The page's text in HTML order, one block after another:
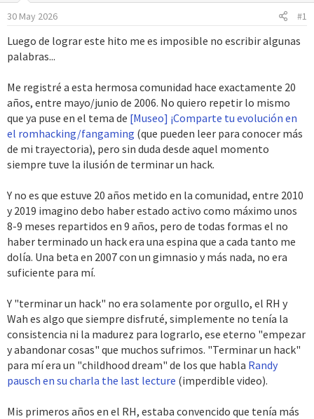
n
i
o
30 May 2026 #1
Luego de lograr este hito me es imposible no escribir algunas
palabras...
Me registré a esta hermosa comunidad hace exactamente 20
años, entre mayo/junio de 2006. No quiero repetir lo mismo
que ya puse en el tema de [Museo] ¡Comparte tu evolución en
el romhacking/fangaming (que pueden leer para conocer más
de mi trayectoria), pero sin duda desde aquel momento
siempre tuve la ilusión de terminar un hack.
Y no es que estuve 20 años metido en la comunidad, entre 2010
y 2019 imagino debo haber estado activo como máximo unos
8-9 meses repartidos en 9 años, pero de todas formas el no
haber terminado un hack era una espina que a cada tanto me
dolía. Una beta en 2007 con un gimnasio y más nada, no era
suficiente para mí.
Y "terminar un hack" no era solamente por orgullo, el RH y
Wah es algo que siempre disfruté, simplemente no tenía la
consistencia ni la madurez para lograrlo, ese eterno "empezar
y abandonar cosas" que muchos sufrimos. "Terminar un hack"
para mí era un "childhood dream" de los que habla Randy
pausch en su charla the last lecture (imperdible video).
Mis primeros años en el RH, estaba convencido que tenía más